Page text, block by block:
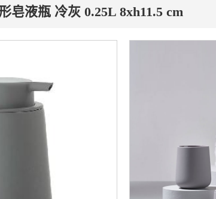
皂液瓶 冷灰 0.25L 8xh11.5 cm